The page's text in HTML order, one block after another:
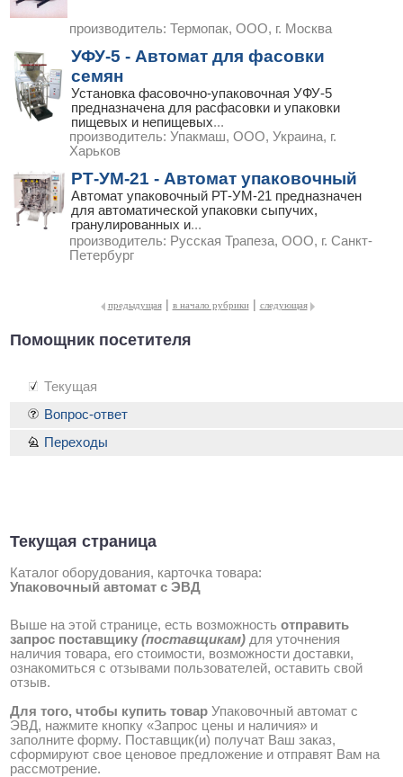
производитель: Термопак, ООО, г. Москва
УФУ-5 - Автомат для фасовки
семян
Установка фасовочно-упаковочная УФУ-5
предназначена для расфасовки и упаковки
пищевых и непищевых...
производитель: Упакмаш, ООО, Украина, г.
Харьков
РТ-УМ-21 - Автомат упаковочный
Автомат упаковочный РТ-УМ-21 предназначен
для автоматической упаковки сыпучих,
гранулированных и...
производитель: Русская Трапеза, ООО, г. Санкт-
Петербург
предыдущая | в начало рубрики | следующая
Помощник посетителя
Текущая
Текущая страница
Каталог оборудования, карточка товара:
Упаковочный автомат с ЭВД
Выше на этой странице, есть возможность отправить
запрос поставщику (поставщикам) для уточнения
наличия товара, его стоимости, возможности доставки,
ознакомиться с отзывами пользователей, оставить свой
отзыв.
Для того, чтобы купить товар Упаковочный автомат с
ЭВД, нажмите кнопку «Запрос цены и наличия» и
заполните форму. Поставщик(и) получат Ваш заказ,
сформируют свое ценовое предложение и отправят Вам на
рассмотрение.
Вопрос-ответ
Переходы